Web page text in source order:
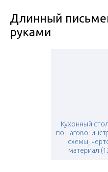
Длинный
руками
Кухонный
пошагово:
схемы,
материал